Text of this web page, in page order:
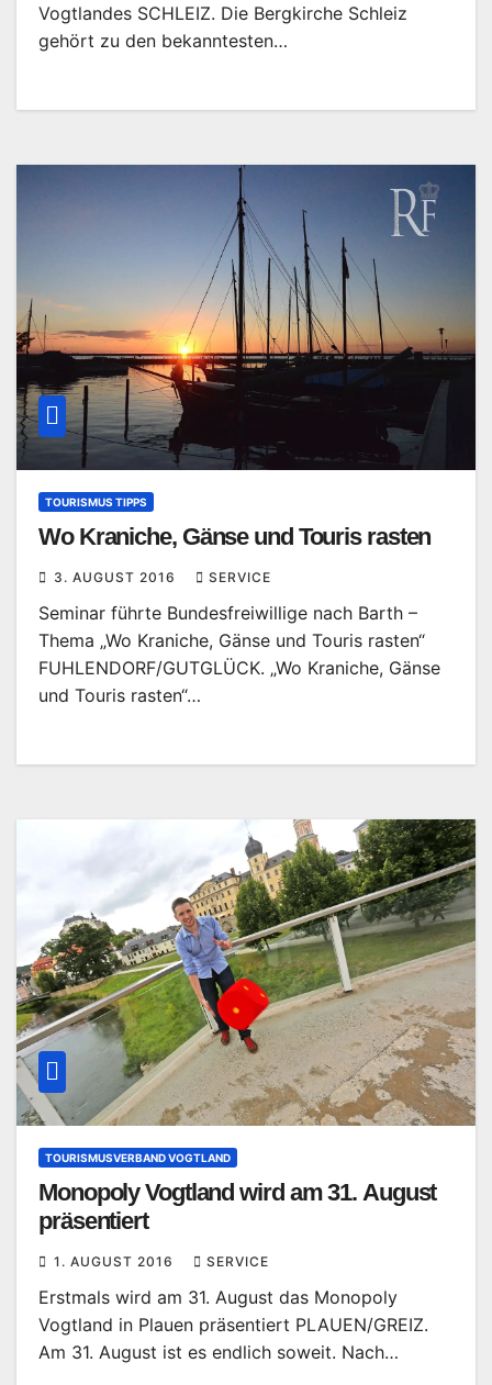
Vogtlandes SCHLEIZ. Die Bergkirche Schleiz
gehört zu den bekanntesten…
TOURISMUS TIPPS
Wo Kraniche, Gänse und Touris rasten
3. AUGUST 2016 SERVICE
Seminar führte Bundesfreiwillige nach Barth –
Thema „Wo Kraniche, Gänse und Touris rasten“
FUHLENDORF/GUTGLÜCK. „Wo Kraniche, Gänse
und Touris rasten“…
TOURISMUSVERBAND VOGTLAND
Monopoly Vogtland wird am 31. August
präsentiert
1. AUGUST 2016 SERVICE
Erstmals wird am 31. August das Monopoly
Vogtland in Plauen präsentiert PLAUEN/GREIZ.
Am 31. August ist es endlich soweit. Nach…